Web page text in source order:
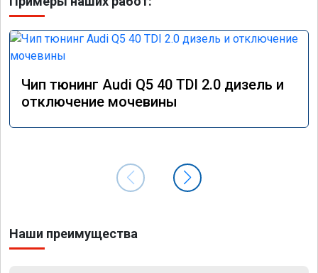
Чип тюнинг Audi Q5 40 TDI 2.0 дизель и
отключение мочевины
Наши преимущества